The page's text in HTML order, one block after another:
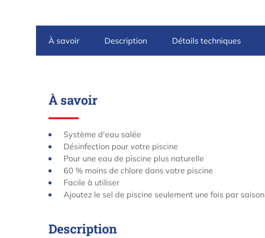
À savoir Description Détails techniques
À savoir
Système d'eau salée
Désinfection pour votre piscine
Pour une eau de piscine plus naturelle
60 % moins de chlore dans votre piscine
Facile à utiliser
Ajoutez le sel de piscine seulement une fois par saison
Description